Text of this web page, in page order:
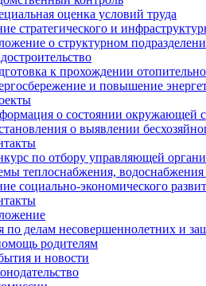
оценка условий труда
стратегического и
о структурном
к прохождении
и повышение
о состоянии окружающей
о выявлении
по отбору управляющей
теплоснабжения, водоснабжения
социально-экономического
по делам несовершеннолетних и
родителям
и новости